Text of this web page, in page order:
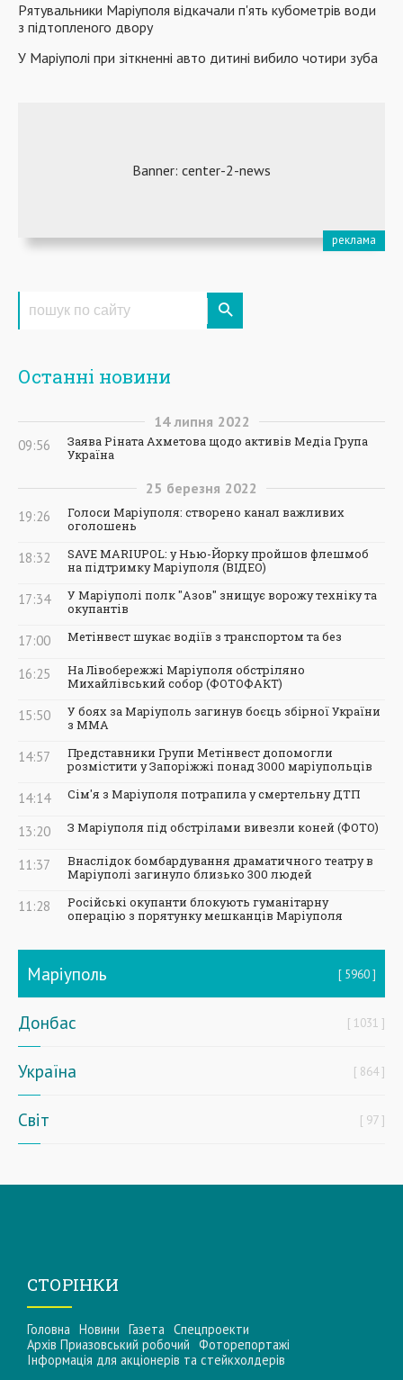
Рятувальники Маріуполя відкачали п'ять кубометрів води
з підтопленого двору
У Маріуполі при зіткненні авто дитині вибило чотири зуба
Останні новини
14 липня 2022
09:56
Заява Ріната Ахметова щодо активів Медіа Група
Україна
25 березня 2022
19:26
Голоси Маріуполя: створено канал важливих
оголошень
18:32
SAVE MARIUPOL: у Нью-Йорку пройшов флешмоб
на підтримку Маріуполя (ВІДЕО)
17:34
У Маріуполі полк "Азов" знищує ворожу техніку та
окупантів
17:00 Метінвест шукає водіїв з транспортом та без
16:25
На Лівобережжі Маріуполя обстріляно
Михайлівський собор (ФОТОФАКТ)
15:50
У боях за Маріуполь загинув боєць збірної України
з ММА
14:57
Представники Групи Метінвест допомогли
розмістити у Запоріжжі понад 3000 маріупольців
14:14 Сім'я з Маріуполя потрапила у смертельну ДТП
13:20 З Маріуполя під обстрілами вивезли коней (ФОТО)
11:37
Внаслідок бомбардування драматичного театру в
Маріуполі загинуло близько 300 людей
11:28
Російські окупанти блокують гуманітарну
операцію з порятунку мешканців Маріуполя
Маріуполь 5960
Донбас 1031
Україна 864
Світ 97
СТОРІНКИ
Головна Новини Газета Спецпроекти
Архів Приазовський робочий Фоторепортажі
Інформацiя для акцiонерiв та стейкхолдерiв